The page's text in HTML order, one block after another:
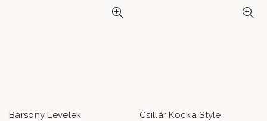
Bársony Levelek
Csillár Kocka Style